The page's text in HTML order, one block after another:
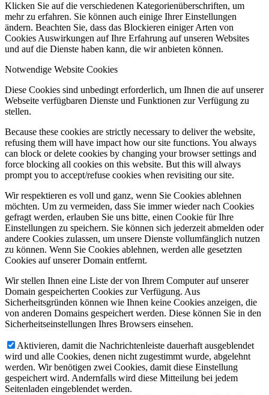
Klicken Sie auf die verschiedenen Kategorienüberschriften, um
mehr zu erfahren. Sie können auch einige Ihrer Einstellungen
ändern. Beachten Sie, dass das Blockieren einiger Arten von
Cookies Auswirkungen auf Ihre Erfahrung auf unseren Websites
und auf die Dienste haben kann, die wir anbieten können.
Notwendige Website Cookies
Diese Cookies sind unbedingt erforderlich, um Ihnen die auf unserer
Webseite verfügbaren Dienste und Funktionen zur Verfügung zu
stellen.
Because these cookies are strictly necessary to deliver the website,
refusing them will have impact how our site functions. You always
can block or delete cookies by changing your browser settings and
force blocking all cookies on this website. But this will always
prompt you to accept/refuse cookies when revisiting our site.
Wir respektieren es voll und ganz, wenn Sie Cookies ablehnen
möchten. Um zu vermeiden, dass Sie immer wieder nach Cookies
gefragt werden, erlauben Sie uns bitte, einen Cookie für Ihre
Einstellungen zu speichern. Sie können sich jederzeit abmelden oder
andere Cookies zulassen, um unsere Dienste vollumfänglich nutzen
zu können. Wenn Sie Cookies ablehnen, werden alle gesetzten
Cookies auf unserer Domain entfernt.
Wir stellen Ihnen eine Liste der von Ihrem Computer auf unserer
Domain gespeicherten Cookies zur Verfügung. Aus
Sicherheitsgründen können wie Ihnen keine Cookies anzeigen, die
von anderen Domains gespeichert werden. Diese können Sie in den
Sicherheitseinstellungen Ihres Browsers einsehen.
Aktivieren, damit die Nachrichtenleiste dauerhaft ausgeblendet
wird und alle Cookies, denen nicht zugestimmt wurde, abgelehnt
werden. Wir benötigen zwei Cookies, damit diese Einstellung
gespeichert wird. Andernfalls wird diese Mitteilung bei jedem
Seitenladen eingeblendet werden.